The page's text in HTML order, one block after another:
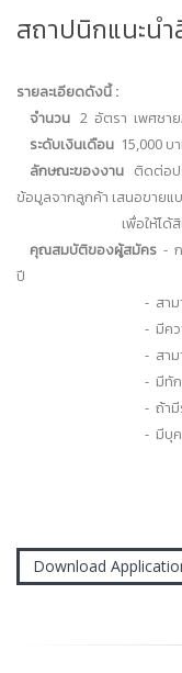
สถาปนิกแนะน
รายละเอียดดังนี้ :
จำนวน 2 อัตรา เพศชา
ระดับเงินเดือน 15,000 บ
ลักษณะของงาน ติดต่อป
ข้อมูลจากลูกค้า เสนอขายแ
เพื่อให้ได้สินค้าที่ต้อ
คุณสมบัติของผู้สมัคร -
ปี
- สามารถใช้ภ
- มีความรู้ด้านสถ
- สามารถวิเคราะ
- มีทักษะในกา
- ถ้ามีรถยนต์ส่วน
- มีบุคลิกภ
Download